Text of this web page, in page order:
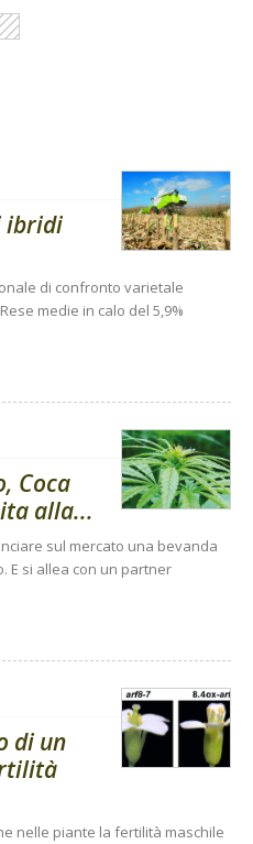
ibridi
di confronto varietale
medie in calo del 5,9%
Coca
alla...
sul mercato una bevanda
E si allea con un partner
di un
nelle piante la fertilità maschile